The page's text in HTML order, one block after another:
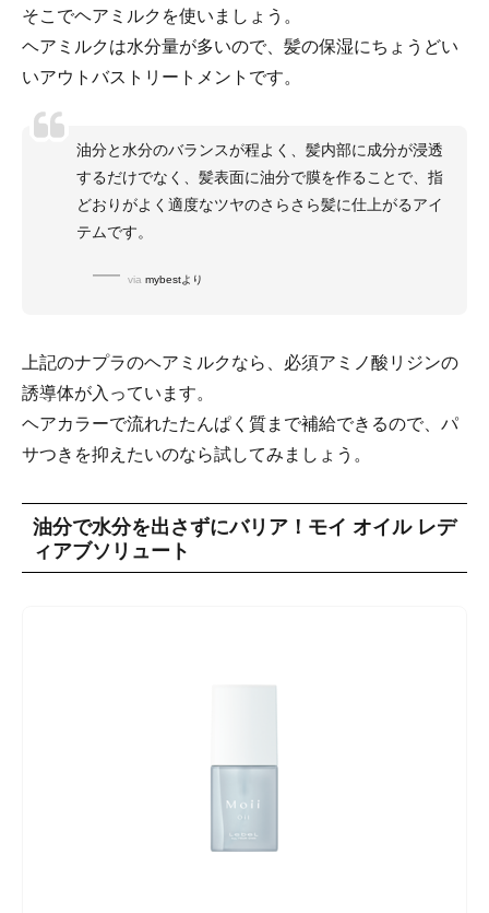
そこでヘアミルクを使いましょう。
ヘアミルクは水分量が多いので、髪の保湿にちょうどい
いアウトバストリートメントです。
油分と水分のバランスが程よく、髪内部に成分が浸透
するだけでなく、髪表面に油分で膜を作ることで、指
どおりがよく適度なツヤのさらさら髪に仕上がるアイ
テムです。
via mybestより
上記のナプラのヘアミルクなら、必須アミノ酸リジンの
誘導体が入っています。
ヘアカラーで流れたたんぱく質まで補給できるので、パ
サつきを抑えたいのなら試してみましょう。
油分で水分を出さずにバリア！モイ オイル レデ
ィアブソリュート